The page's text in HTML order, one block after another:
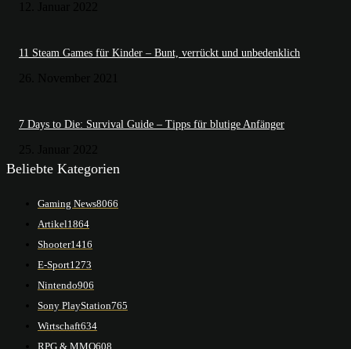
11 Steam Games für Kinder – Bunt, verrückt und unbedenklich
7 Days to Die: Survival Guide – Tipps für blutige Anfänger
Beliebte Kategorien
Gaming News8066
Artikel1864
Shooter1416
E-Sport1273
Nintendo906
Sony PlayStation765
Wirtschaft634
RPG & MMO608